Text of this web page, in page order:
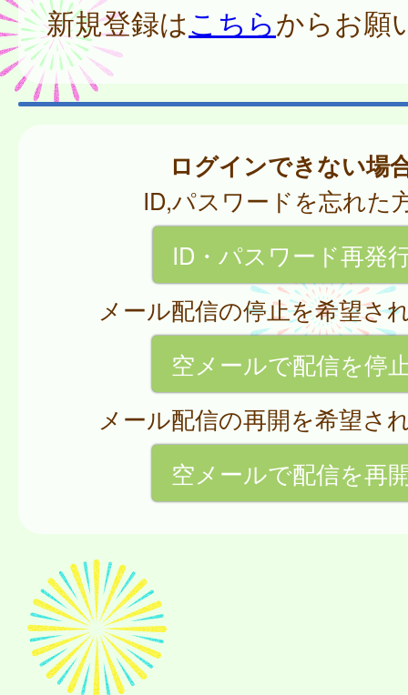
新規登録はこちらからお願
ログインできない場
ID,パスワードを忘れた
ID・パスワード再発
メール配信の停止を希望さ
空メールで配信を停
メール配信の再開を希望さ
空メールで配信を再